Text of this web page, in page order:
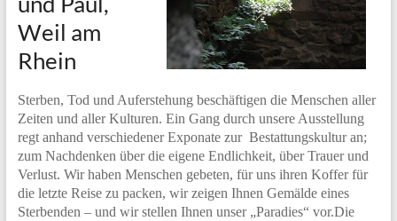
Weil am
Rhein
Sterben, Tod und Auferstehung beschäftigen die Menschen aller
Zeiten und aller Kulturen. Ein Gang durch unsere Ausstellung
regt anhand verschiedener Exponate zur Bestattungskultur an;
zum Nachdenken über die eigene Endlichkeit, über Trauer und
Verlust. Wir haben Menschen gebeten, für uns ihren Koffer für
die letzte Reise zu packen, wir zeigen Ihnen Gemälde eines
Sterbenden – und wir stellen Ihnen unser „Paradies“ vor.Die